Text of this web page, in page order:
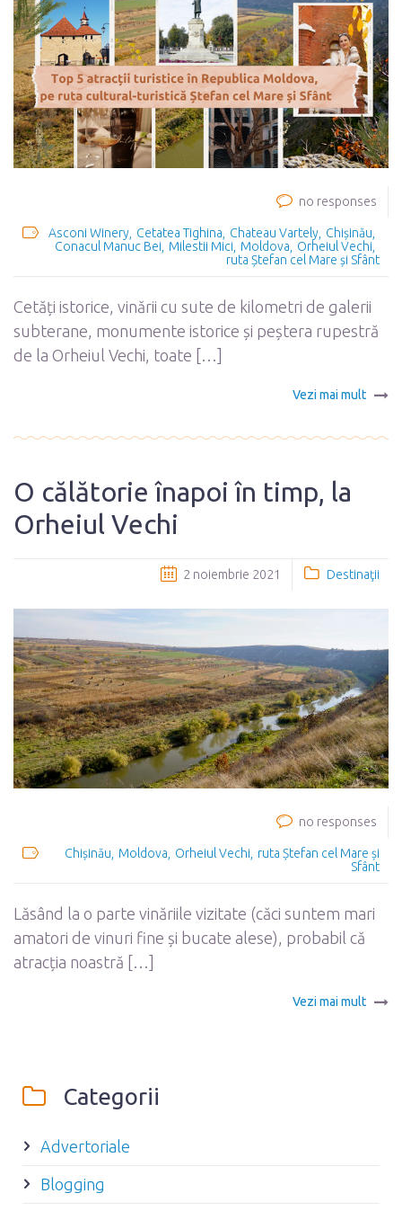
no responses
Asconi Winery Cetatea Tighina Chateau Vartely Chișinău
Conacul Manuc Bei
Milestii Mici Moldova
Orheiul Vechi
ruta Ștefan cel Mare și Sfânt
Cetăți istorice, vinării cu sute de kilometri de galerii
subterane, monumente istorice și peștera rupestră
de la Orheiul Vechi, toate […]
Vezi mai mult
O călătorie înapoi în timp, la
Orheiul Vechi
2 noiembrie 2021 Destinaţii
no responses
Chișinău Moldova Orheiul Vechi
ruta Ștefan cel Mare și
Sfânt
Lăsând la o parte vinăriile vizitate (căci suntem mari
amatori de vinuri fine și bucate alese), probabil că
atracția noastră […]
Vezi mai mult
Categorii
Advertoriale
Blogging